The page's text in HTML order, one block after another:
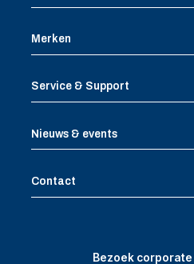
Merken
Service & Support
Nieuws & events
Contact
Bezoek